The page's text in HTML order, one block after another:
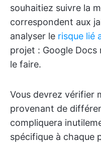
souhaitiez suivre la
correspondent aux
analyser le risque lié
projet : Google
le faire.
Vous devrez vérifier
provenant de
compliquera
spécifique à chaque